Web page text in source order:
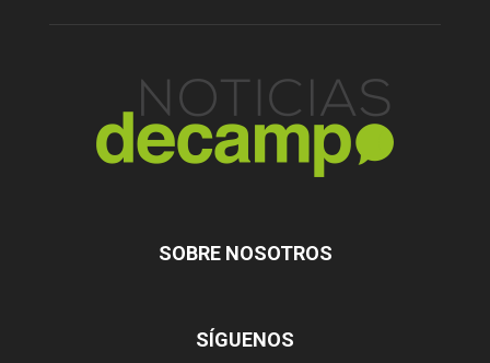
SOBRE NOSOTROS
SÍGUENOS